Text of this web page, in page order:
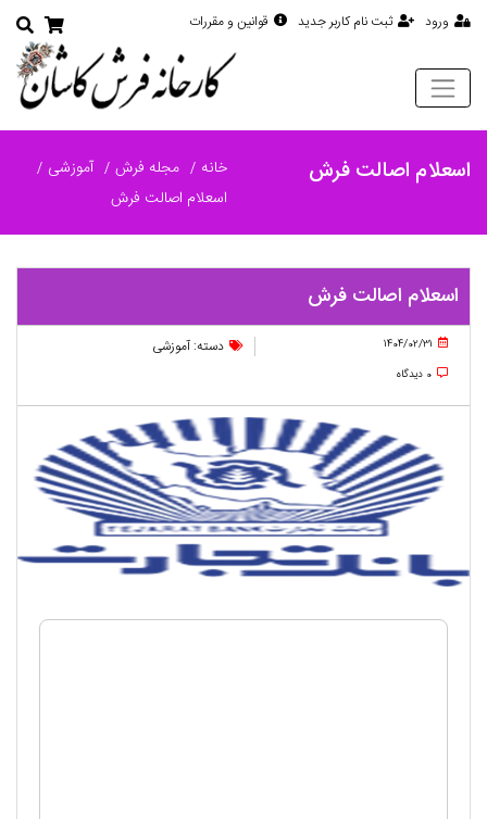
ورود ثبت نام کاربر جدید قوانین و مقررات
اسعلام اصالت فرش خانه مجله فرش
آموزشی
اسعلام اصالت فرش
اسعلام اصالت فرش
1404/02/31 دسته: آموزشی
0 دیدگاه